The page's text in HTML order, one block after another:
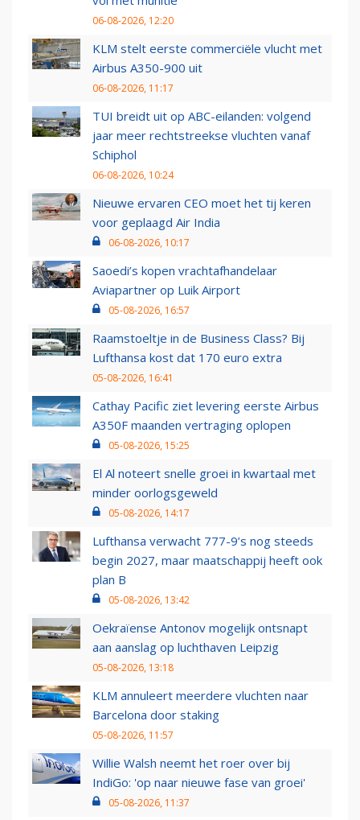
06-08-2026, 12:20
KLM stelt eerste commerciële vlucht met
Airbus A350-900 uit
06-08-2026, 11:17
TUI breidt uit op ABC-eilanden: volgend
jaar meer rechtstreekse vluchten vanaf
Schiphol
06-08-2026, 10:24
Nieuwe ervaren CEO moet het tij keren
voor geplaagd Air India
06-08-2026, 10:17
Saoedi’s kopen vrachtafhandelaar
Aviapartner op Luik Airport
05-08-2026, 16:57
Raamstoeltje in de Business Class? Bij
Lufthansa kost dat 170 euro extra
05-08-2026, 16:41
Cathay Pacific ziet levering eerste Airbus
A350F maanden vertraging oplopen
05-08-2026, 15:25
El Al noteert snelle groei in kwartaal met
minder oorlogsgeweld
05-08-2026, 14:17
Lufthansa verwacht 777-9’s nog steeds
begin 2027, maar maatschappij heeft ook
plan B
05-08-2026, 13:42
Oekraïense Antonov mogelijk ontsnapt
aan aanslag op luchthaven Leipzig
05-08-2026, 13:18
KLM annuleert meerdere vluchten naar
Barcelona door staking
05-08-2026, 11:57
Willie Walsh neemt het roer over bij
IndiGo: 'op naar nieuwe fase van groei'
05-08-2026, 11:37